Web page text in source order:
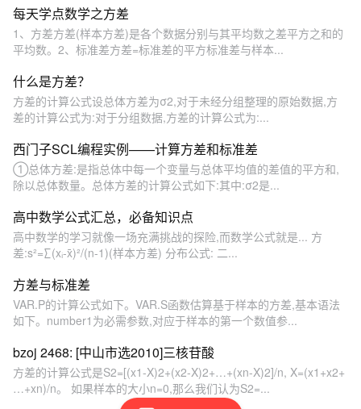
每天学点数学之方差
1、方差方差(样本方差)是各个数据分别与其平均数之差平方之和的
平均数。2、标准差方差=标准差的平方标准差与样本...
什么是方差？
方差的计算公式设总体方差为σ2,对于未经分组整理的原始数据,方
差的计算公式为:对于分组数据,方差的计算公式为:...
西门子SCL编程实例——计算方差和标准差
①总体方差:是指总体中每一个变量与总体平均值的差值的平方和,
除以总体数量。总体方差的计算公式如下:其中:σ2是...
高中数学公式汇总，必备知识点
高中数学的学习就像一场充满挑战的探险,而数学公式就是... 方
差:s²=∑(xᵢ-x̄)²/(n-1)(样本方差) 分布公式: 二...
方差与标准差
VAR.P的计算公式如下。VAR.S函数估算基于样本的方差,基本语法
如下。number1为必需参数,对应于样本的第一个数值参...
bzoj 2468: [中山市选2010]三核苷酸
方差的计算公式是S2=[(x1-X)2+(x2-X)2+…+(xn-X)2]/n, X=(x1+x2+
…+xn)/n。 如果样本的大小n=0,那么我们认为S2=...